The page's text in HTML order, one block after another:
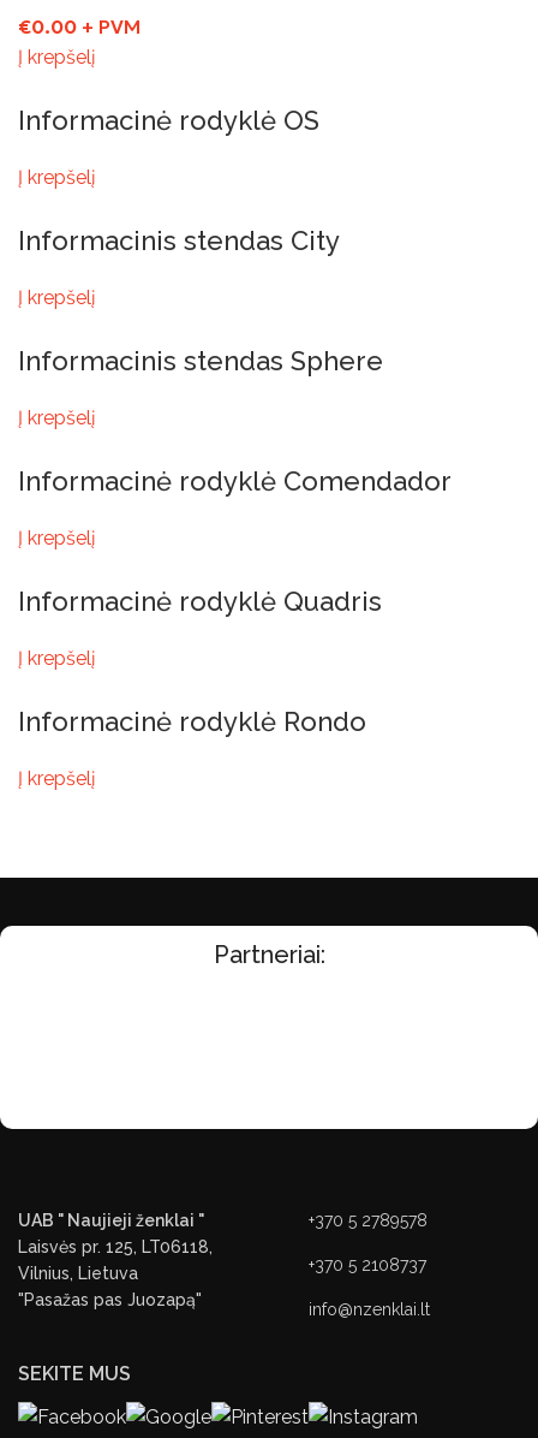
€0.00 + PVM
Į krepšelį
Informacinė rodyklė OS
Į krepšelį
Informacinis stendas City
Į krepšelį
Informacinis stendas Sphere
Į krepšelį
Informacinė rodyklė Comendador
Į krepšelį
Informacinė rodyklė Quadris
Į krepšelį
Informacinė rodyklė Rondo
Į krepšelį
Partneriai:
UAB " Naujieji ženklai "
Laisvės pr. 125, LT06118,
Vilnius, Lietuva
"Pasažas pas Juozapą"
+370 5 2789578
+370 5 2108737
info@nzenklai.lt
SEKITE MUS